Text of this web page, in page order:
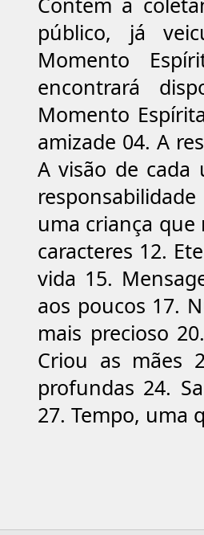
público, já
Momento
encontrará
Momento
amizade 04. A
A visão de cada
uma criança que
caracteres 12.
vida 15.
aos poucos 17.
mais precioso
Criou as mães
profundas 24.
27. Tempo, uma